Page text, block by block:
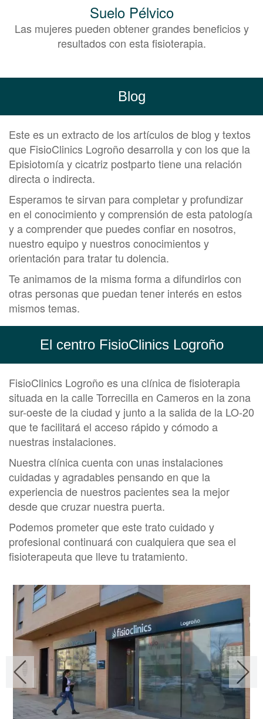
Suelo Pélvico
Las mujeres pueden obtener grandes beneficios y
resultados con esta fisioterapia.
Blog
Este es un extracto de los artículos de blog y textos
que FisioClinics Logroño desarrolla y con los que la
Episiotomía y cicatriz postparto tiene una relación
directa o indirecta.
Esperamos te sirvan para completar y profundizar
en el conocimiento y comprensión de esta patología
y a comprender que puedes confiar en nosotros,
nuestro equipo y nuestros conocimientos y
orientación para tratar tu dolencia.
Te animamos de la misma forma a difundirlos con
otras personas que puedan tener interés en estos
mismos temas.
El centro FisioClinics Logroño
FisioClinics Logroño es una clínica de fisioterapia
situada en la calle Torrecilla en Cameros en la zona
sur-oeste de la ciudad y junto a la salida de la LO-20
que te facilitará el acceso rápido y cómodo a
nuestras instalaciones.
Nuestra clínica cuenta con unas instalaciones
cuidadas y agradables pensando en que la
experiencia de nuestros pacientes sea la mejor
desde que cruzar nuestra puerta.
Podemos prometer que este trato cuidado y
profesional continuará con cualquiera que sea el
fisioterapeuta que lleve tu tratamiento.